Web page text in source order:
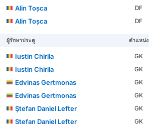
Alin Toșca DF
Alin Toșca
DF
ผู้รักษาประตู ตำแหน่ง
Iustin Chirila GK
Iustin Chirila
GK
Edvinas Gertmonas
GK
Edvinas Gertmonas
GK
Ştefan Daniel Lefter
GK
Ştefan Daniel Lefter
GK